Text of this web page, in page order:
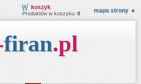
koszyk
Produktów w koszyku:0 mapa strony
firan.pl